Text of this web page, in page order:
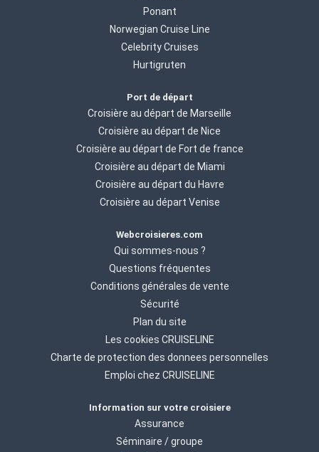
Ponant
Norwegian Cruise Line
Celebrity Cruises
Hurtigruten
Port de départ
Croisière au départ de Marseille
Croisière au départ de Nice
Croisière au départ de Fort de france
Croisière au départ de Miami
Croisière au départ du Havre
Croisière au départ Venise
Webcroisieres.com
Qui sommes-nous ?
Questions fréquentes
Conditions générales de vente
Sécurité
Plan du site
Les cookies CRUISELINE
Charte de protection des donnees personnelles
Emploi chez CRUISELINE
Information sur votre croisiere
Assurance
Séminaire / groupe